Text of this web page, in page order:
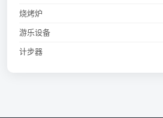
烧烤炉
游乐设备
计步器